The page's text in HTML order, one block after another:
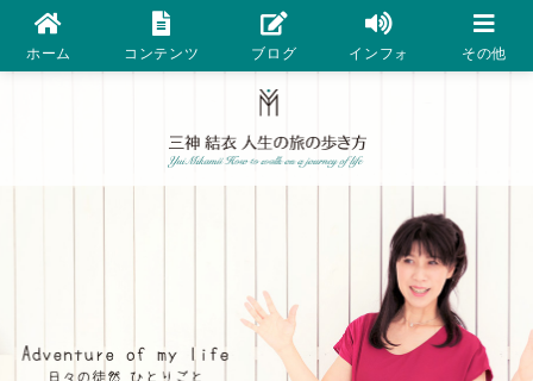
ホーム コンテンツ ブログ インフォ その他